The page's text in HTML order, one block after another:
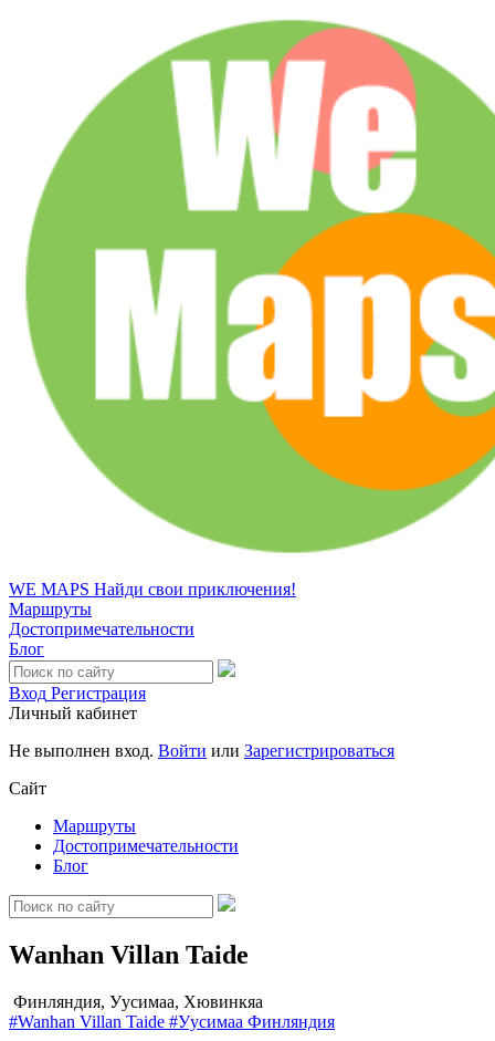
WE MAPS Найди свои приключения!
Маршруты
Достопримечательности
Блог
Вход Регистрация
Личный кабинет
Не выполнен вход. Войти или Зарегистрироваться
Сайт
Маршруты
Достопримечательности
Блог
Wanhan Villan Taide
Финляндия, Уусимаа, Хювинкяа
#Wanhan Villan Taide #Уусимаа Финляндия